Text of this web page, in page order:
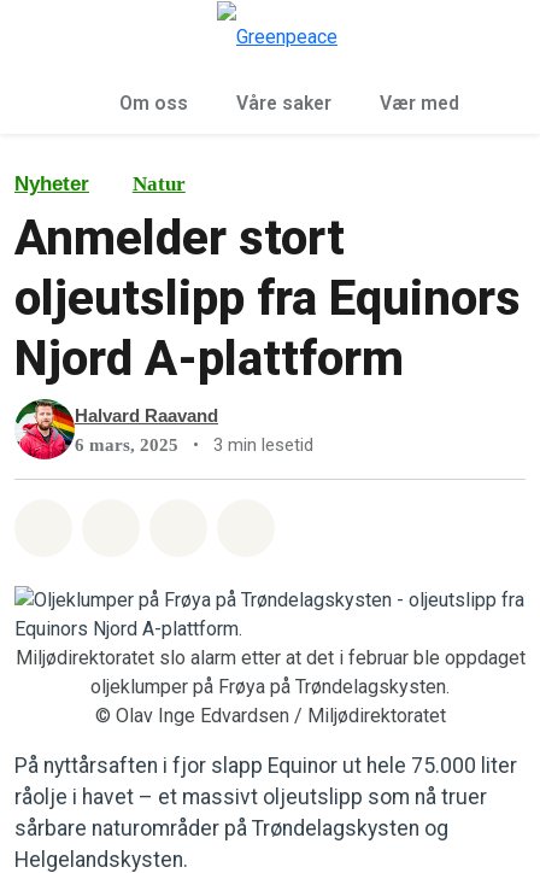
Om oss Våre saker Vær med
Nyheter Natur
Anmelder stort
oljeutslipp fra Equinors
Njord A-plattform
Halvard Raavand
6 mars, 2025 • 3 min lesetid
Miljødirektoratet slo alarm etter at det i februar ble oppdaget
oljeklumper på Frøya på Trøndelagskysten.
© Olav Inge Edvardsen / Miljødirektoratet
På nyttårsaften i fjor slapp Equinor ut hele 75.000 liter
råolje i havet – et massivt oljeutslipp som nå truer
sårbare naturområder på Trøndelagskysten og
Helgelandskysten.